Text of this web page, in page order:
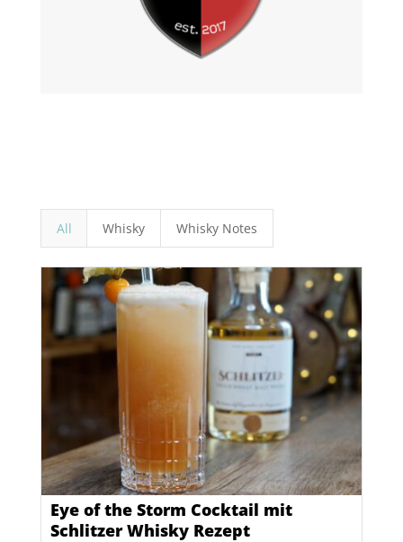
All Whisky Whisky Notes
Eye of the Storm Cocktail mit
Schlitzer Whisky Rezept